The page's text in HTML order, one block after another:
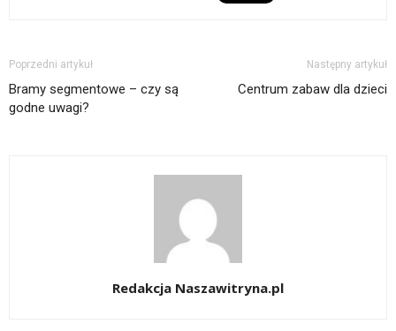
Poprzedni artykuł
Bramy segmentowe – czy są
godne uwagi?
Następny artykuł
Centrum zabaw dla dzieci
Redakcja Naszawitryna.pl